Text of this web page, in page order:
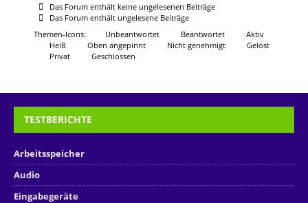
Das Forum enthält keine ungelesenen Beiträge
Das Forum enthält ungelesene Beiträge
Themen-Icons:
Unbeantwortet Beantwortet
Aktiv
Heiß
Oben angepinnt Nicht genehmigt
Gelöst
Privat
Geschlossen
TESTBERICHTE
Arbeitsspeicher
Audio
Eingabegeräte